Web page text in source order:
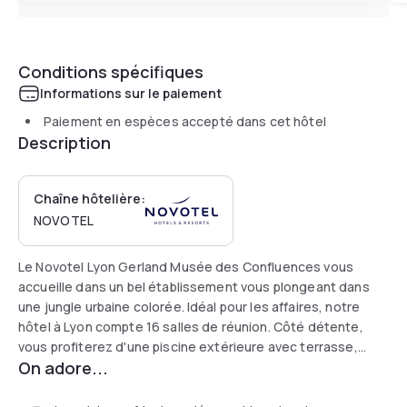
Conditions spécifiques
Informations sur le paiement
Paiement en espèces accepté dans cet hôtel
Description
Chaîne hôtelière:
NOVOTEL
Le Novotel Lyon Gerland Musée des Confluences vous
accueille dans un bel établissement vous plongeant dans
une jungle urbaine colorée. Idéal pour les affaires, notre
hôtel à Lyon compte 16 salles de réunion. Côté détente,
vous profiterez d'une piscine extérieure avec terrasse,
d'une salle de fitness avec espace de repos, de jeux
On adore...